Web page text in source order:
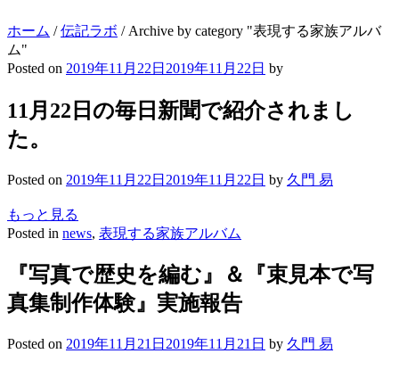
ホーム /伝記ラボ / Archive by category "表現する家族アルバ
ム"
Posted on 2019年11月22日 2019年11月22日 by
11月22日の毎日新聞で紹介されまし
た。
Posted on 2019年11月22日 2019年11月22日 by 久門 易
もっと見る
Posted in news, 表現する家族アルバム
『写真で歴史を編む』＆『束見本で写
真集制作体験』実施報告
Posted on 2019年11月21日 2019年11月21日 by 久門 易